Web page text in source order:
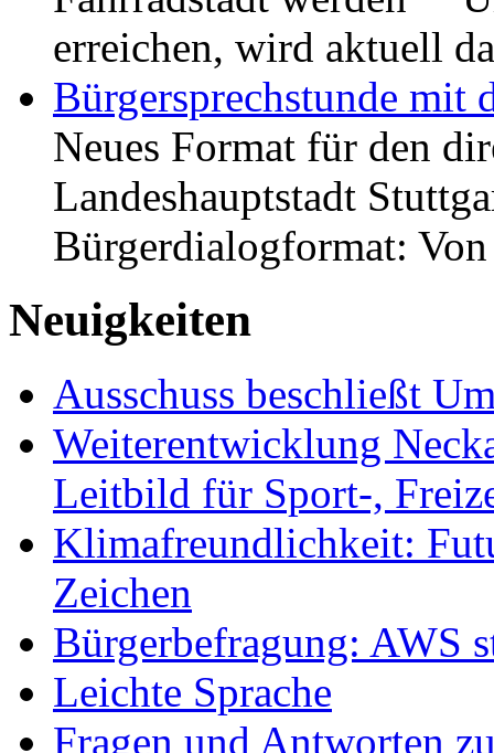
erreichen, wird aktuell
Bürgersprechstunde mit
Neues Format für den
Landeshauptstadt
Bürgerdialogformat:
Neuigkeiten
Ausschuss beschließt
Weiterentwicklung
Leitbild für Sport-,
Klimafreundlichkeit:
Zeichen
Bürgerbefragung: AWS
Leichte Sprache
Fragen und Antworten